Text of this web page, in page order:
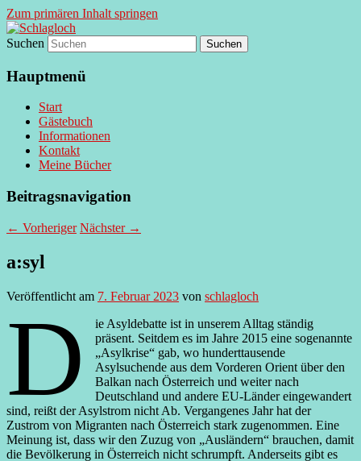
Zum primären Inhalt springen
Schlagloch
supersberger taggedanken
Suchen
Hauptmenü
Start
Gästebuch
Informationen
Kontakt
Meine Bücher
Beitragsnavigation
← Vorheriger Nächster →
a:syl
Veröffentlicht am 7. Februar 2023 von schlagloch
D
ie Asyldebatte ist in unserem Alltag ständig
präsent. Seitdem es im Jahre 2015 eine sogenannte
„Asylkrise“ gab, wo hunderttausende
Asylsuchende aus dem Vorderen Orient über den
Balkan nach Österreich und weiter nach
Deutschland und andere EU-Länder eingewandert
sind, reißt der Asylstrom nicht Ab. Vergangenes Jahr hat der
Zustrom von Migranten nach Österreich stark zugenommen. Eine
Meinung ist, dass wir den Zuzug von „Ausländern“ brauchen, damit
die Bevölkerung in Österreich nicht schrumpft. Anderseits gibt es